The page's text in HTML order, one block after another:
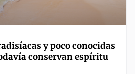
y poco conocidas
conservan espíritu